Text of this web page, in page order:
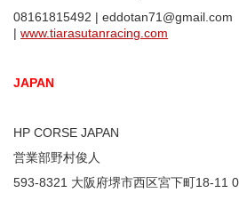
08161815492 | eddotan71@gmail.com
www.tiarasutanracing.com
JAPAN
HP CORSE JAPAN
営業部野村俊人
593-8321 大阪府堺市西区宮下町18-11